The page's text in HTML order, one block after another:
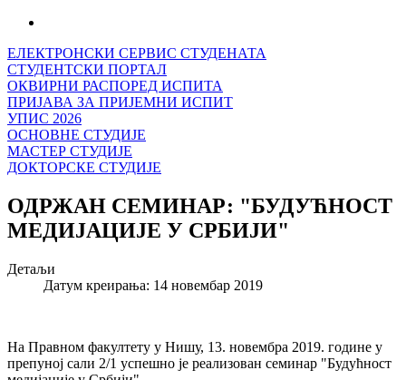
ЕЛЕКТРОНСКИ СЕРВИС СТУДЕНАТА
СТУДЕНТСКИ ПОРТАЛ
ОКВИРНИ РАСПОРЕД ИСПИТА
ПРИЈАВА ЗА ПРИЈЕМНИ ИСПИТ
УПИС 2026
ОСНОВНЕ СТУДИЈЕ
МАСТЕР СТУДИЈЕ
ДОКТОРСКЕ СТУДИЈЕ
ОДРЖАН СЕМИНАР: "БУДУЋНОСТ
МЕДИЈАЦИЈЕ У СРБИЈИ"
Детаљи
Датум креирања: 14 новембар 2019
На Правном факултету у Нишу, 13. новембра 2019. године у
препуној сали 2/1 успешно је реализован семинар "Будућност